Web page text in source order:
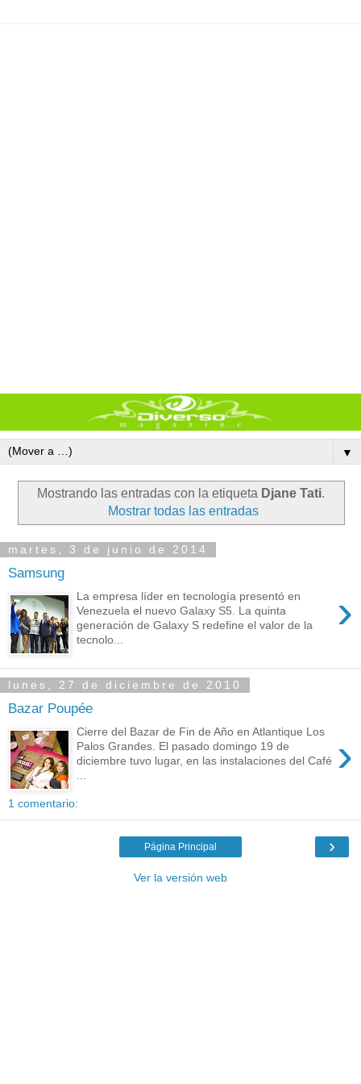
▼
Mostrando las entradas con la etiqueta Djane Tati.
Mostrar todas las entradas
martes, 3 de junio de 2014
Samsung
›
La empresa líder en tecnología presentó en
Venezuela el nuevo Galaxy S5. La quinta
generación de Galaxy S redefine el valor de la
tecnolo...
lunes, 27 de diciembre de 2010
Bazar Poupée
›
Cierre del Bazar de Fin de Año en Atlantique Los
Palos Grandes. El pasado domingo 19 de
diciembre tuvo lugar, en las instalaciones del Café
1 comentario:
›
Página Principal
Ver la versión web